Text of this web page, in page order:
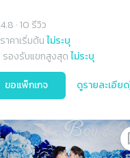
4.8 ·10 รีวิว
ราคาเริ่มต้นไม่ระบุ
รองรับแขกสูงสุดไม่ระบุ
ขอแพ็กเกจ ดูรายละเอียด